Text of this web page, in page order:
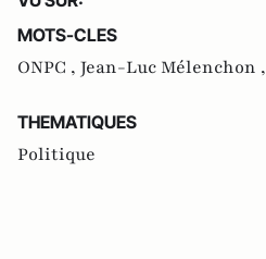
MOTS-CLES
ONPC , Jean-Luc Mélenchon ,
THEMATIQUES
Politique